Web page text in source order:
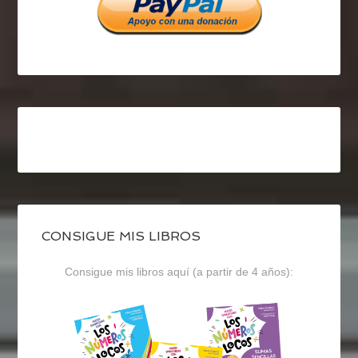
CONSIGUE MIS LIBROS
Consigue mis libros aquí (a partir de 4 años):